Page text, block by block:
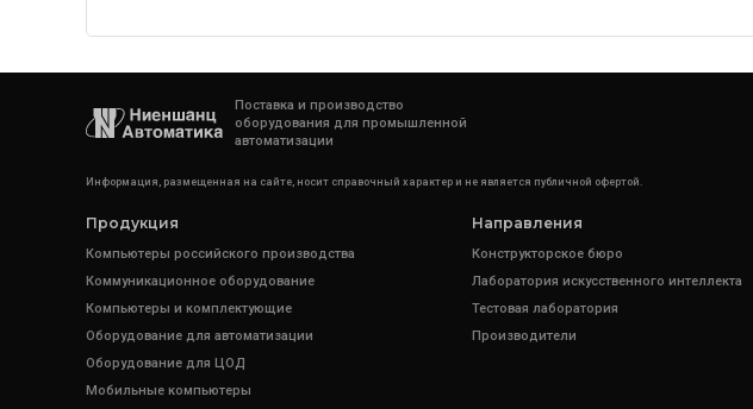
Поставка и производство
оборудования для промышленной
автоматизации
Информация, размещенная на сайте, носит справочный характер и не является публичной офертой.
Продукция
Компьютеры российского производства
Коммуникационное оборудование
Компьютеры и комплектующие
Оборудование для автоматизации
Оборудование для ЦОД
Мобильные компьютеры
Направления
Конструкторское бюро
Лаборатория искусственного интеллекта
Тестовая лаборатория
Производители